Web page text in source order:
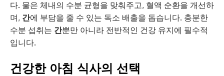
다. 물은 체내의 수분 균형을 맞춰주고, 혈액 순환을 개선하
며, 간에 부담을 줄 수 있는 독소 배출을 돕습니다. 충분한
수분 섭취는 간뿐만 아니라 전반적인 건강 유지에 필수적
입니다.
건강한 아침 식사의 선택